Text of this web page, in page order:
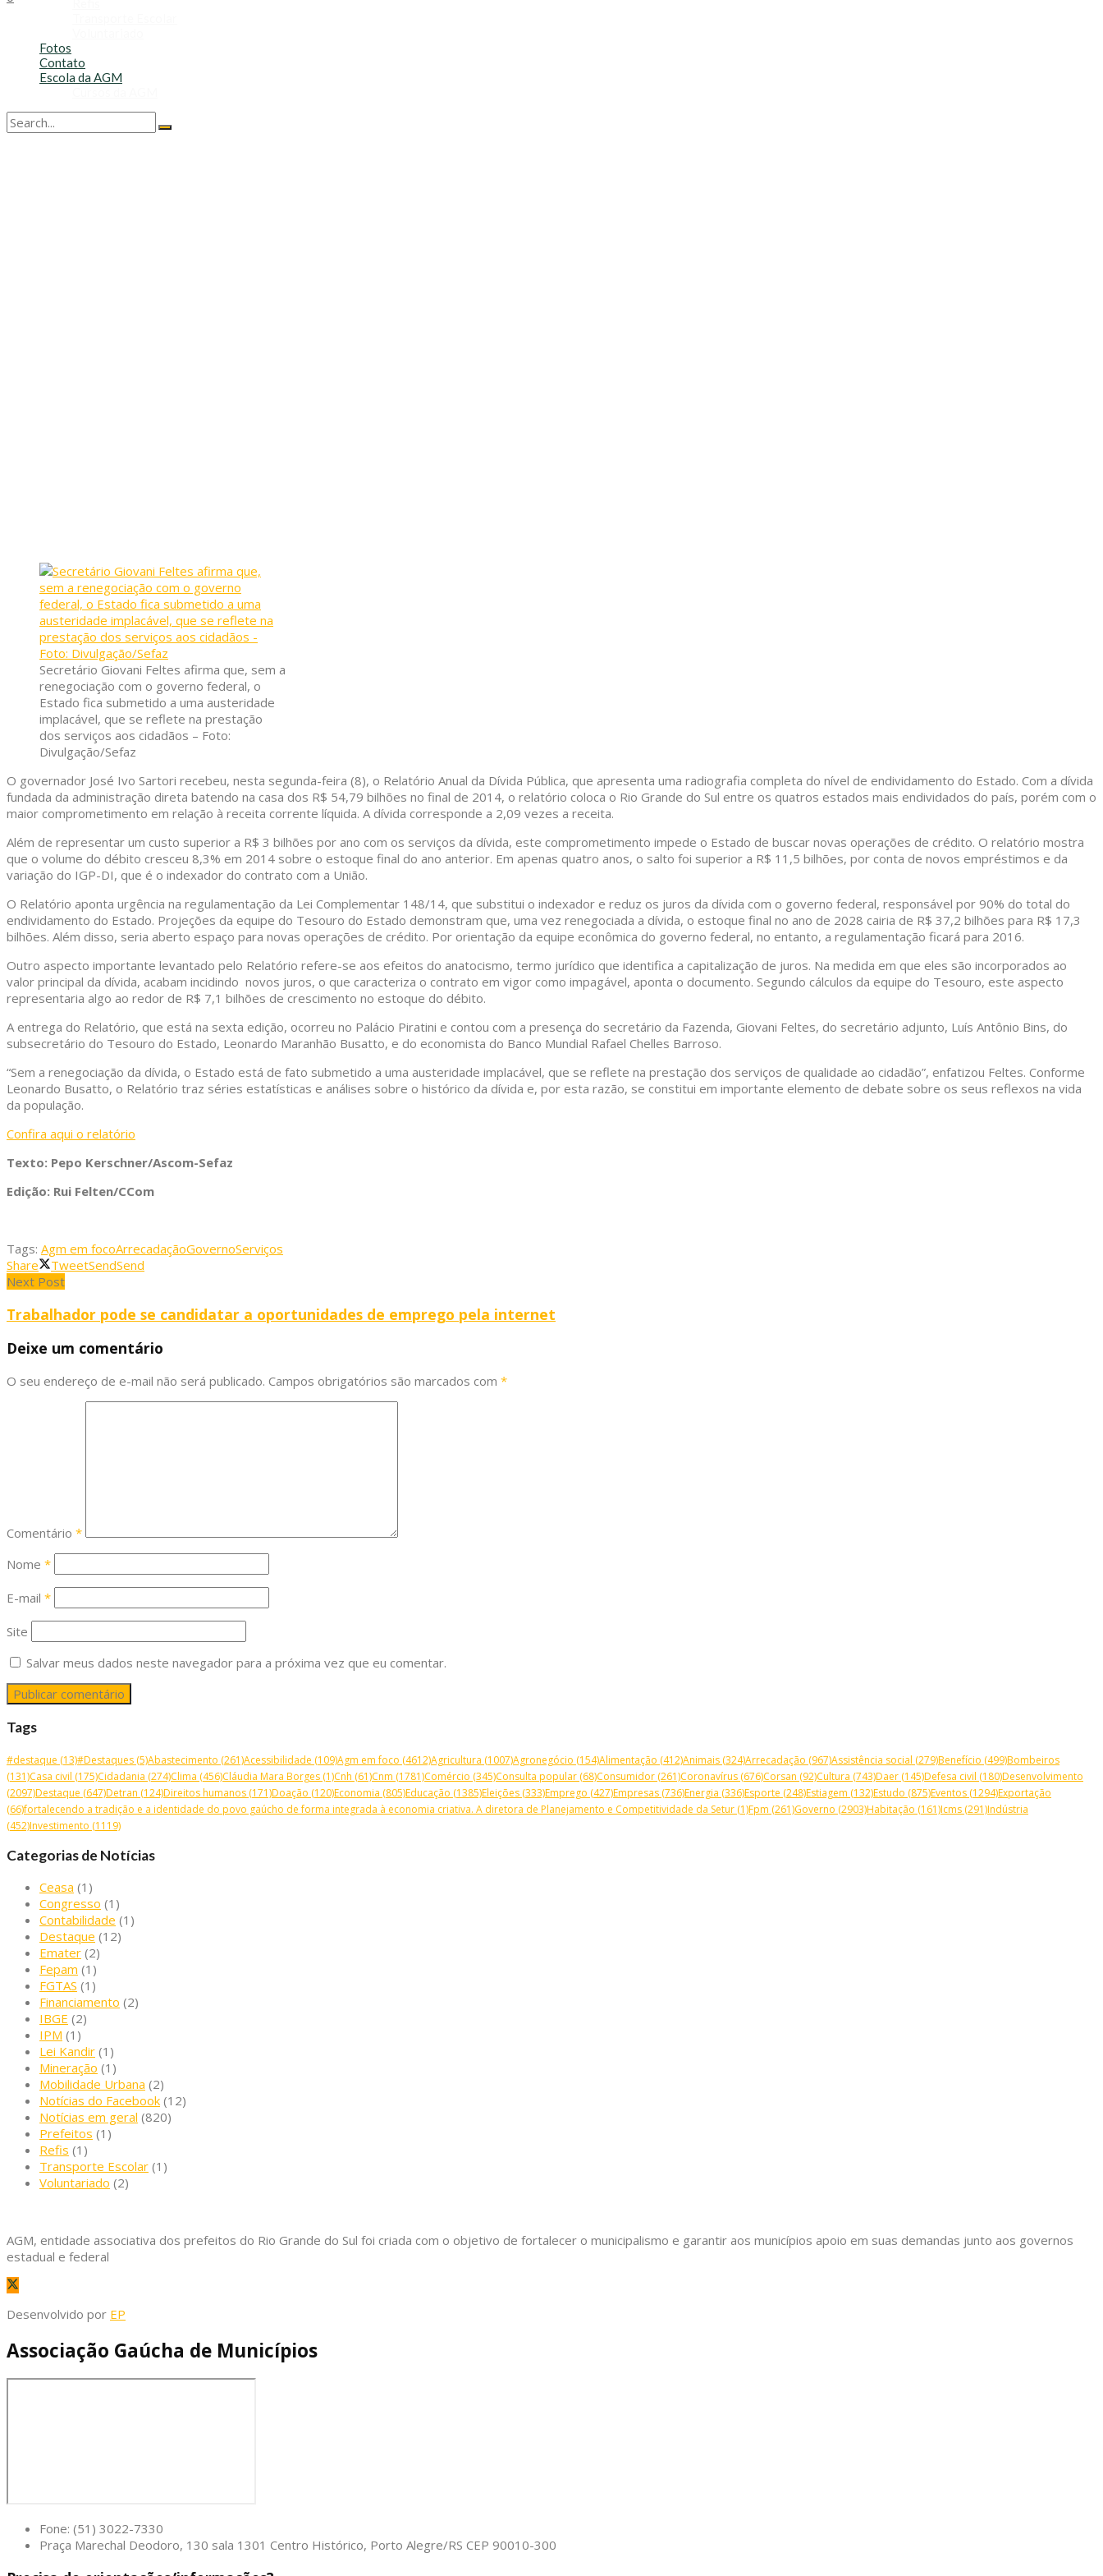
Fotos
Contato
Escola da AGM
Secretário Giovani Feltes afirma que, sem a
renegociação com o governo federal, o
Estado fica submetido a uma austeridade
implacável, que se reflete na prestação
dos serviços aos cidadãos – Foto:
Divulgação/Sefaz
O governador José Ivo Sartori recebeu, nesta segunda-feira (8), o Relatório Anual da Dívida Pública, que apresenta uma radiografia completa do nível de endividamento do Estado. Com a dívida
fundada da administração direta batendo na casa dos R$ 54,79 bilhões no final de 2014, o relatório coloca o Rio Grande do Sul entre os quatros estados mais endividados do país, porém com o
maior comprometimento em relação à receita corrente líquida. A dívida corresponde a 2,09 vezes a receita.
Além de representar um custo superior a R$ 3 bilhões por ano com os serviços da dívida, este comprometimento impede o Estado de buscar novas operações de crédito. O relatório mostra
que o volume do débito cresceu 8,3% em 2014 sobre o estoque final do ano anterior. Em apenas quatro anos, o salto foi superior a R$ 11,5 bilhões, por conta de novos empréstimos e da
variação do IGP-DI, que é o indexador do contrato com a União.
O Relatório aponta urgência na regulamentação da Lei Complementar 148/14, que substitui o indexador e reduz os juros da dívida com o governo federal, responsável por 90% do total do
endividamento do Estado. Projeções da equipe do Tesouro do Estado demonstram que, uma vez renegociada a dívida, o estoque final no ano de 2028 cairia de R$ 37,2 bilhões para R$ 17,3
bilhões. Além disso, seria aberto espaço para novas operações de crédito. Por orientação da equipe econômica do governo federal, no entanto, a regulamentação ficará para 2016.
Outro aspecto importante levantado pelo Relatório refere-se aos efeitos do anatocismo, termo jurídico que identifica a capitalização de juros. Na medida em que eles são incorporados ao
valor principal da dívida, acabam incidindo novos juros, o que caracteriza o contrato em vigor como impagável, aponta o documento. Segundo cálculos da equipe do Tesouro, este aspecto
representaria algo ao redor de R$ 7,1 bilhões de crescimento no estoque do débito.
A entrega do Relatório, que está na sexta edição, ocorreu no Palácio Piratini e contou com a presença do secretário da Fazenda, Giovani Feltes, do secretário adjunto, Luís Antônio Bins, do
subsecretário do Tesouro do Estado, Leonardo Maranhão Busatto, e do economista do Banco Mundial Rafael Chelles Barroso.
“Sem a renegociação da dívida, o Estado está de fato submetido a uma austeridade implacável, que se reflete na prestação dos serviços de qualidade ao cidadão”, enfatizou Feltes. Conforme
Leonardo Busatto, o Relatório traz séries estatísticas e análises sobre o histórico da dívida e, por esta razão, se constitui em importante elemento de debate sobre os seus reflexos na vida
da população.
Confira aqui o relatório
Texto: Pepo Kerschner/Ascom-Sefaz
Edição: Rui Felten/CCom
Tags: Agm em focoArrecadaçãoGovernoServiços
Share
TweetSendSend
Next Post
Trabalhador pode se candidatar a oportunidades de emprego pela internet
Deixe um comentário
O seu endereço de e-mail não será publicado. Campos obrigatórios são marcados com *
Comentário *
Nome *
E-mail *
Site
Salvar meus dados neste navegador para a próxima vez que eu comentar.
Tags
#destaque (13)#Destaques (5)Abastecimento (261)Acessibilidade (109)Agm em foco (4612)Agricultura (1007)Agronegócio (154)Alimentação (412)Animais (324)Arrecadação (967)Assistência social (279)Benefício (499)Bombeiros
(131)Casa civil (175)Cidadania (274)Clima (456)Cláudia Mara Borges (1)Cnh (61)Cnm (1781)Comércio (345)Consulta popular (68)Consumidor (261)Coronavírus (676)Corsan (92)Cultura (743)Daer (145)Defesa civil (180)Desenvolvimento
(2097)Destaque (647)Detran (124)Direitos humanos (171)Doação (120)Economia (805)Educação (1385)Eleições (333)Emprego (427)Empresas (736)Energia (336)Esporte (248)Estiagem (132)Estudo (875)Eventos (1294)Exportação
(66)fortalecendo a tradição e a identidade do povo gaúcho de forma integrada à economia criativa. A diretora de Planejamento e Competitividade da Setur (1)Fpm (261)Governo (2903)Habitação (161)Icms (291)Indústria
(452)Investimento (1119)
Categorias de Notícias
Ceasa (1)
Congresso (1)
Contabilidade (1)
Destaque (12)
Emater (2)
Fepam (1)
FGTAS (1)
Financiamento (2)
IBGE (2)
IPM (1)
Lei Kandir (1)
Mineração (1)
Mobilidade Urbana (2)
Notícias do Facebook (12)
Notícias em geral (820)
Prefeitos (1)
Refis (1)
Transporte Escolar (1)
Voluntariado (2)
AGM, entidade associativa dos prefeitos do Rio Grande do Sul foi criada com o objetivo de fortalecer o municipalismo e garantir aos municípios apoio em suas demandas junto aos governos
estadual e federal
Desenvolvido por EP
Associação Gaúcha de Municípios
Fone: (51) 3022-7330
Praça Marechal Deodoro, 130 sala 1301 Centro Histórico, Porto Alegre/RS CEP 90010-300